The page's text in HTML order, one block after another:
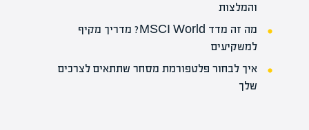
והמלצות
מה זה מדד MSCI World? מדריך מקיף
למשקיעים
איך לבחור פלטפורמת מסחר שתתאים לצרכים
שלך